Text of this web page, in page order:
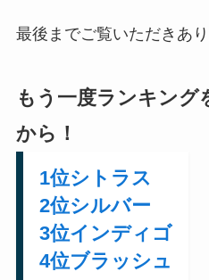
最後までご覧いただきあ
もう一度ランキング
から！
1位シトラス
2位シルバー
3位インディゴ
4位ブラッシュ